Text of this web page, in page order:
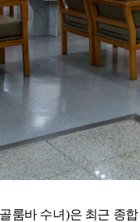
룸바 수녀)은 최근 종